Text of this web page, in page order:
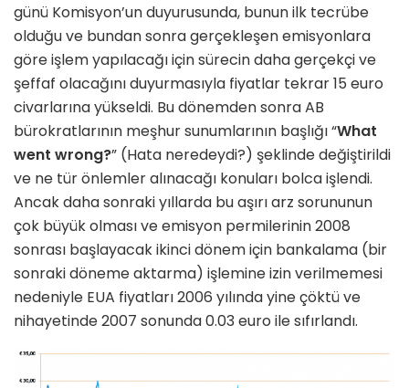
günü Komisyon’un duyurusunda, bunun ilk tecrübe
olduğu ve bundan sonra gerçekleşen emisyonlara
göre işlem yapılacağı için sürecin daha gerçekçi ve
şeffaf olacağını duyurmasıyla fiyatlar tekrar 15 euro
civarlarına yükseldi. Bu dönemden sonra AB
bürokratlarının meşhur sunumlarının başlığı “What
went wrong?” (Hata neredeydi?) şeklinde değiştirildi
ve ne tür önlemler alınacağı konuları bolca işlendi.
Ancak daha sonraki yıllarda bu aşırı arz sorununun
çok büyük olması ve emisyon permilerinin 2008
sonrası başlayacak ikinci dönem için bankalama (bir
sonraki döneme aktarma) işlemine izin verilmemesi
nedeniyle EUA fiyatları 2006 yılında yine çöktü ve
nihayetinde 2007 sonunda 0.03 euro ile sıfırlandı.